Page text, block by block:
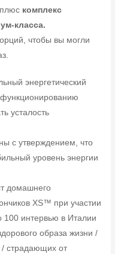
комплекс
класса.
чтобы вы могли
энергетический
усталость
с утверждением, что
уровень энергии
домашнего
XS™ при участии
интервью в Италии
образа жизни /
страдающих от